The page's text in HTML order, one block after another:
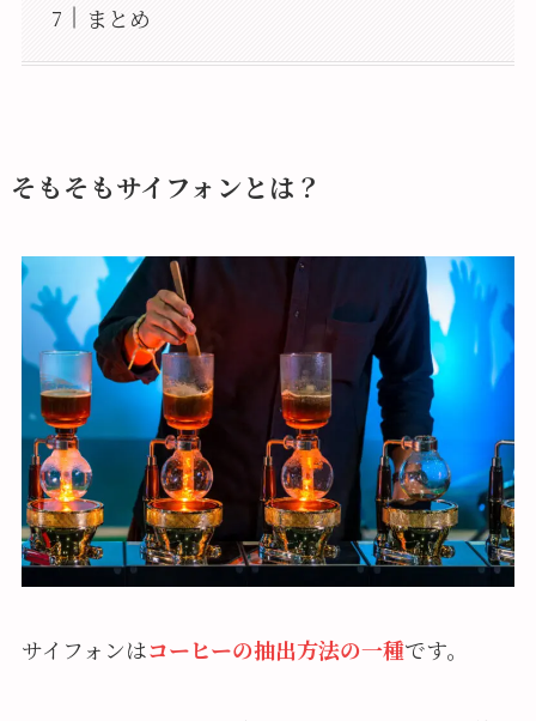
まとめ
そもそもサイフォンとは？
サイフォンはコーヒーの抽出方法の一種です。